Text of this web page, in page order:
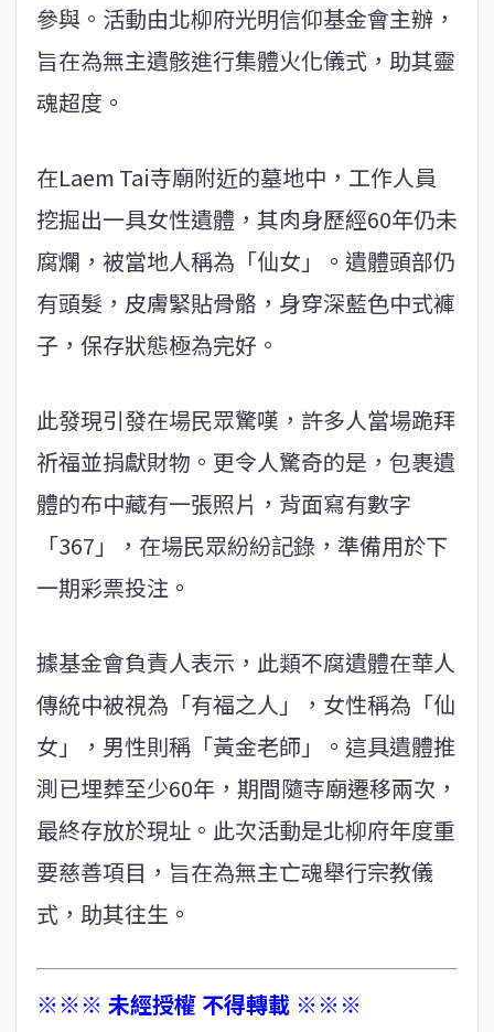
參與。活動由北柳府光明信仰基金會主辦，
旨在為無主遺骸進行集體火化儀式，助其靈
魂超度。
在Laem Tai寺廟附近的墓地中，工作人員
挖掘出一具女性遺體，其肉身歷經60年仍未
腐爛，被當地人稱為「仙女」。遺體頭部仍
有頭髮，皮膚緊貼骨骼，身穿深藍色中式褲
子，保存狀態極為完好。
此發現引發在場民眾驚嘆，許多人當場跪拜
祈福並捐獻財物。更令人驚奇的是，包裹遺
體的布中藏有一張照片，背面寫有數字
「367」，在場民眾紛紛記錄，準備用於下
一期彩票投注。
據基金會負責人表示，此類不腐遺體在華人
傳統中被視為「有福之人」，女性稱為「仙
女」，男性則稱「黃金老師」。這具遺體推
測已埋葬至少60年，期間隨寺廟遷移兩次，
最終存放於現址。此次活動是北柳府年度重
要慈善項目，旨在為無主亡魂舉行宗教儀
式，助其往生。
※※※ 未經授權 不得轉載 ※※※